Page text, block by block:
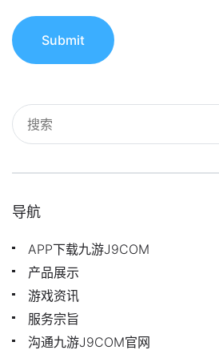
Submit
导航
APP下载九游J9COM
产品展示
游戏资讯
服务宗旨
沟通九游J9COM官网